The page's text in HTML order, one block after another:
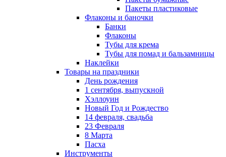
Пакеты пластиковые
Флаконы и баночки
Банки
Флаконы
Тубы для крема
Тубы для помад и бальзамницы
Наклейки
Товары на праздники
День рождения
1 сентября, выпускной
Хэллоуин
Новый Год и Рождество
14 февраля, свадьба
23 Февраля
8 Марта
Пасха
Инструменты